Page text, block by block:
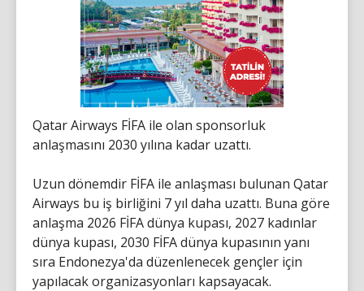
Qatar Airways FİFA ile olan sponsorluk
anlaşmasını 2030 yılına kadar uzattı.
Uzun dönemdir FİFA ile anlaşması bulunan Qatar
Airways bu iş birliğini 7 yıl daha uzattı. Buna göre
anlaşma 2026 FİFA dünya kupası, 2027 kadınlar
dünya kupası, 2030 FİFA dünya kupasının yanı
sıra Endonezya'da düzenlenecek gençler için
yapılacak organizasyonları kapsayacak.